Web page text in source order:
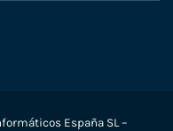
España SL –